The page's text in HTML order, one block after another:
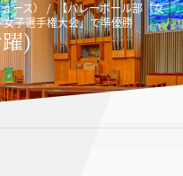
ース）
【バレーボール部（女
子選手権大会」で準優勝
)